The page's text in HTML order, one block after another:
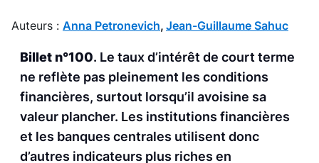
Auteurs : Anna Petronevich, Jean-Guillaume Sahuc
Billet n°100. Le taux d’intérêt de court terme
ne reflète pas pleinement les conditions
financières, surtout lorsqu’il avoisine sa
valeur plancher. Les institutions financières
et les banques centrales utilisent donc
d’autres indicateurs plus riches en